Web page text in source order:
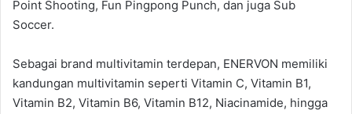
Point Shooting, Fun Pingpong Punch, dan juga Sub
Soccer.
Sebagai brand multivitamin terdepan, ENERVON memiliki
kandungan multivitamin seperti Vitamin C, Vitamin B1,
Vitamin B2, Vitamin B6, Vitamin B12, Niacinamide, hingga